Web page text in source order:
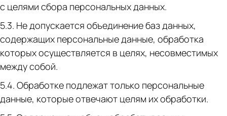
с целями сбора персональных данных.
5.3. Не допускается объединение баз данных,
содержащих персональные данные, обработка
которых осуществляется в целях, несовместимых
между собой.
5.4. Обработке подлежат только персональные
данные, которые отвечают целям их обработки.